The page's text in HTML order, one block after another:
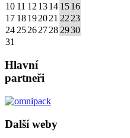
10 11 12 1314 1516
17 18192021 22 23
24 25262728 2930
31
Hlavní
partneři
Další weby